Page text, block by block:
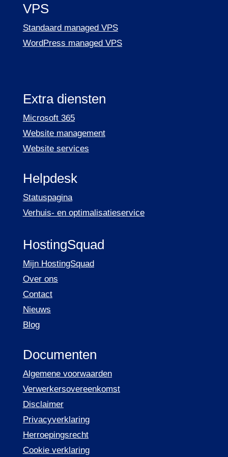
VPS
Standaard managed VPS
WordPress managed VPS
Extra diensten
Microsoft 365
Website management
Website services
Helpdesk
Statuspagina
Verhuis- en optimalisatieservice
HostingSquad
Mijn HostingSquad
Over ons
Contact
Nieuws
Blog
Documenten
Algemene voorwaarden
Verwerkersovereenkomst
Disclaimer
Privacyverklaring
Herroepingsrecht
Cookie verklaring